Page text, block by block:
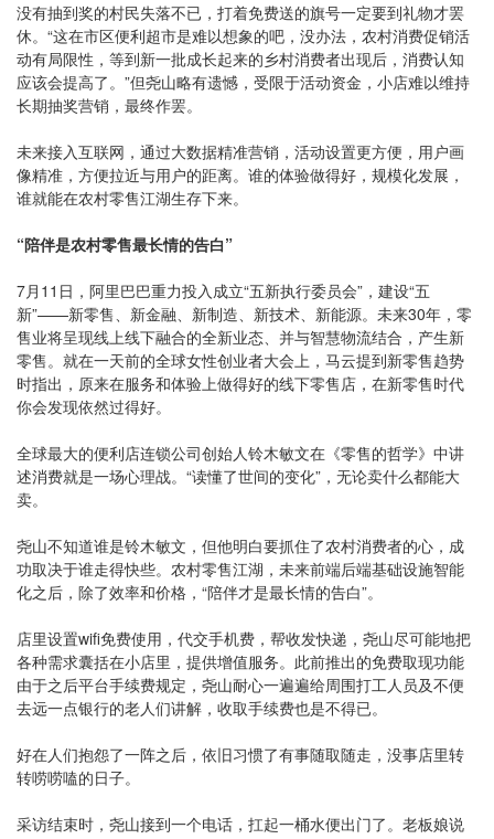
没有抽到奖的村民失落不已，打着免费送的旗号一定要到礼物才罢
休。“这在市区便利超市是难以想象的吧，没办法，农村消费促销活
动有局限性，等到新一批成长起来的乡村消费者出现后，消费认知
应该会提高了。”但尧山略有遗憾，受限于活动资金，小店难以维持
长期抽奖营销，最终作罢。
未来接入互联网，通过大数据精准营销，活动设置更方便，用户画
像精准，方便拉近与用户的距离。谁的体验做得好，规模化发展，
谁就能在农村零售江湖生存下来。
“陪伴是农村零售最长情的告白”
7月11日，阿里巴巴重力投入成立“五新执行委员会”，建设“五
新”——新零售、新金融、新制造、新技术、新能源。未来30年，零
售业将呈现线上线下融合的全新业态、并与智慧物流结合，产生新
零售。就在一天前的全球女性创业者大会上，马云提到新零售趋势
时指出，原来在服务和体验上做得好的线下零售店，在新零售时代
你会发现依然过得好。
全球最大的便利店连锁公司创始人铃木敏文在《零售的哲学》中讲
述消费就是一场心理战。“读懂了世间的变化”，无论卖什么都能大
卖。
尧山不知道谁是铃木敏文，但他明白要抓住了农村消费者的心，成
功取决于谁走得快些。农村零售江湖，未来前端后端基础设施智能
化之后，除了效率和价格，“陪伴才是最长情的告白”。
店里设置wifi免费使用，代交手机费，帮收发快递，尧山尽可能地把
各种需求囊括在小店里，提供增值服务。此前推出的免费取现功能
由于之后平台手续费规定，尧山耐心一遍遍给周围打工人员及不便
去远一点银行的老人们讲解，收取手续费也是不得已。
好在人们抱怨了一阵之后，依旧习惯了有事随取随走，没事店里转
转唠唠嗑的日子。
采访结束时，尧山接到一个电话，扛起一桶水便出门了。老板娘说